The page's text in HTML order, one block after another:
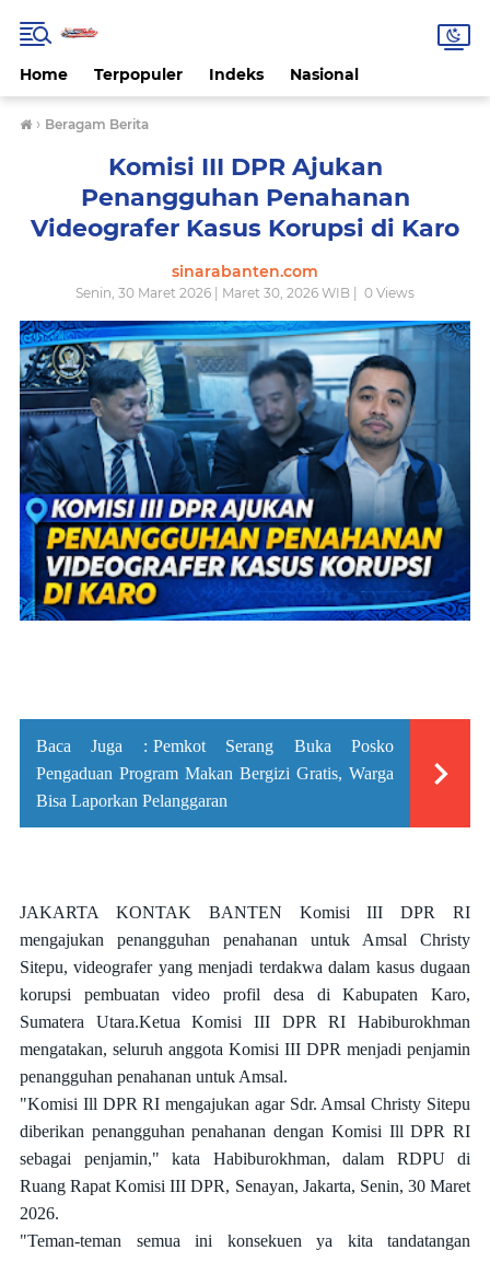
Home Terpopuler Indeks Nasional
› Beragam Berita
Komisi III DPR Ajukan
Penangguhan Penahanan
Videografer Kasus Korupsi di Karo
sinarabanten.com
Senin, 30 Maret 2026 | Maret 30, 2026 WIB | 0 Views
Baca Juga : Pemkot Serang Buka Posko
Pengaduan Program Makan Bergizi Gratis, Warga
Bisa Laporkan Pelanggaran
JAKARTA KONTAK BANTEN Komisi III DPR RI
mengajukan penangguhan penahanan untuk Amsal Christy
Sitepu, videografer yang menjadi terdakwa dalam kasus dugaan
korupsi pembuatan video profil desa di Kabupaten Karo,
Sumatera Utara.Ketua Komisi III DPR RI Habiburokhman
mengatakan, seluruh anggota Komisi III DPR menjadi penjamin
penangguhan penahanan untuk Amsal.
"Komisi Ill DPR RI mengajukan agar Sdr. Amsal Christy Sitepu
diberikan penangguhan penahanan dengan Komisi Ill DPR RI
sebagai penjamin," kata Habiburokhman, dalam RDPU di
Ruang Rapat Komisi III DPR, Senayan, Jakarta, Senin, 30 Maret
2026.
"Teman-teman semua ini konsekuen ya kita tandatangan